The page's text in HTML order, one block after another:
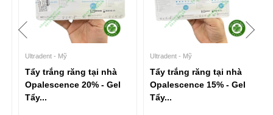
Philips - Mỹ
Tẩy trắng tại nhà Nite
White 22% Philips Zoom
FGM - Brazil
Tẩy trắng răng tại nhà
Whiteness Perfect 16%